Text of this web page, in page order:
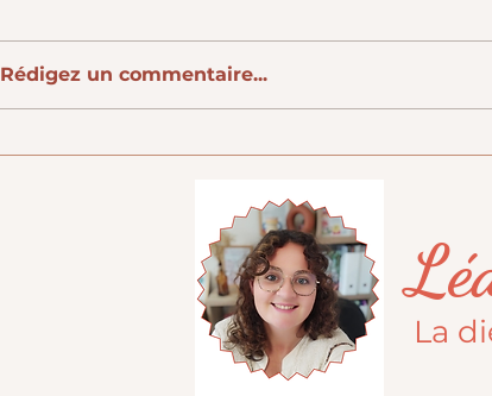
Rédigez un commentaire...
La